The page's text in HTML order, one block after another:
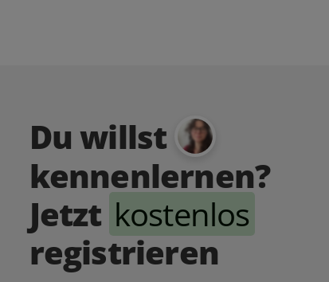
Du willst
kennenlernen?
Jetzt kostenlos
registrieren